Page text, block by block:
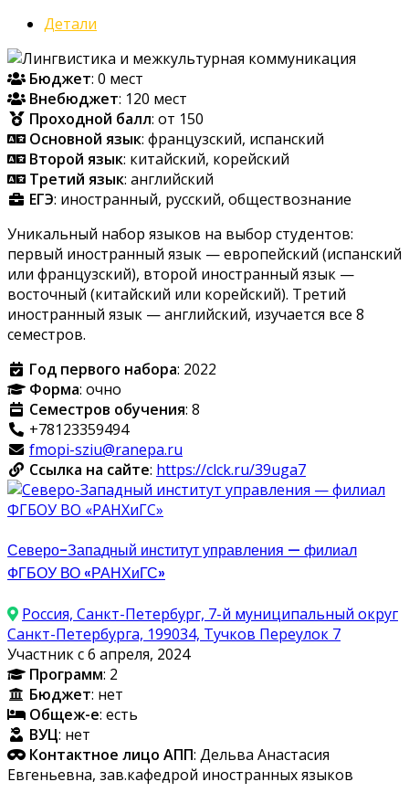
Детали
Бюджет: 0 мест
Внебюджет: 120 мест
Проходной балл: от 150
Основной язык: французский, испанский
Второй язык: китайский, корейский
Третий язык: английский
ЕГЭ: иностранный, русский, обществознание
Уникальный набор языков на выбор студентов:
первый иностранный язык — европейский (испанский
или французский), второй иностранный язык —
восточный (китайский или корейский). Третий
иностранный язык — английский, изучается все 8
семестров.
Год первого набора: 2022
Форма: очно
Семестров обучения: 8
+78123359494
fmopi-sziu@ranepa.ru
Ссылка на сайте: https://clck.ru/39uga7
Северо-Западный институт управления — филиал
ФГБОУ ВО «РАНХиГС»
Россия, Санкт-Петербург, 7-й муниципальный округ
Санкт-Петербурга, 199034, Тучков Переулок 7
Участник с 6 апреля, 2024
Программ: 2
Бюджет: нет
Общеж-е: есть
ВУЦ: нет
Контактное лицо АПП: Дельва Анастасия
Евгеньевна, зав.кафедрой иностранных языков